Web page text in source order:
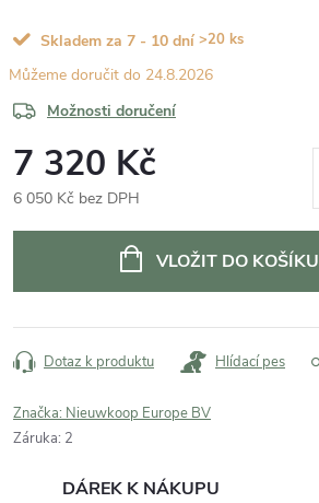
Skladem za 7 - 10 dní >20 ks
24.8.2026
Možnosti doručení
7 320 Kč
6 050 Kč bez DPH
VLOŽIT DO KOŠÍKU
Dotaz k produktu Hlídací pes
Značka: Nieuwkoop Europe BV
Záruka: 2
DÁREK K NÁKUPU